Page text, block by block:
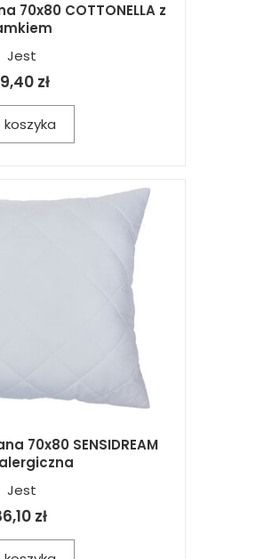
70x80 COTTONELLA z
Jest
zł
koszyka
70x80 SENSIDREAM
Jest
zł